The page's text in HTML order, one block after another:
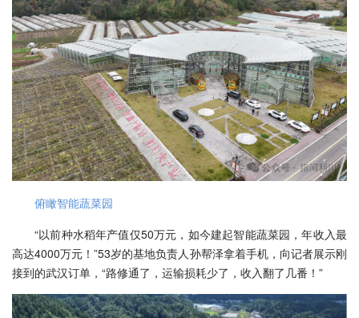
俯瞰智能蔬菜园
“以前种水稻年产值仅50万元，如今建起智能蔬菜园，年收入最
高达4000万元！”53岁的基地负责人孙帮泽拿着手机，向记者展示刚
接到的武汉订单，“路修通了，运输损耗少了，收入翻了几番！”